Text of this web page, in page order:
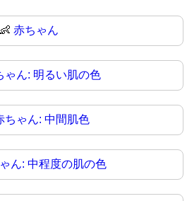
👶 赤ちゃん
ゃん: 明るい肌の色
ちゃん: 中間肌色
ん: 中程度の肌の色